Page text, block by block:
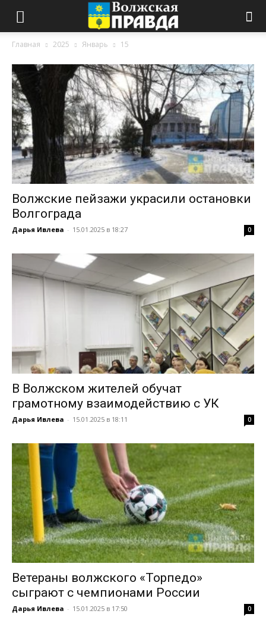
Главная 2025 Январь 15
Волжские пейзажи украсили остановки
Волгограда
Дарья Ивлева - 15.01.2025 в 18:27 0
В Волжском жителей обучат
грамотному взаимодействию с УК
Дарья Ивлева - 15.01.2025 в 18:11 0
Ветераны волжского «Торпедо»
сыграют с чемпионами России
Дарья Ивлева - 15.01.2025 в 17:50 0